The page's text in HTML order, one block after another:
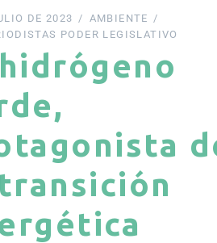
DE 2023
AMBIENTE
PODER LEGISLATIVO